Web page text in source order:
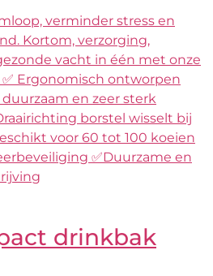
verminder stress en
Kortom, verzorging,
vacht in één met onze
✅ Ergonomisch ontworpen
en zeer sterk
borstel wisselt bij
voor 60 tot 100 koeien
✅Duurzame en
drinkbak